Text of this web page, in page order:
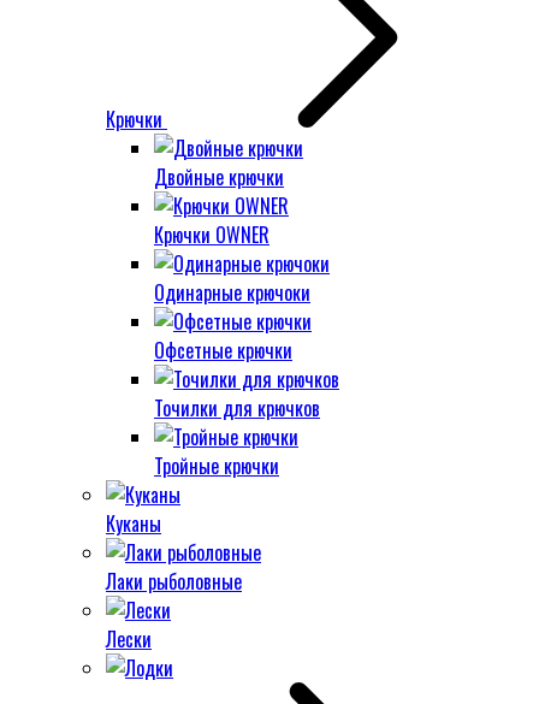
Крючки
Двойные крючки
Крючки OWNER
Одинарные крючоки
Офсетные крючки
Точилки для крючков
Тройные крючки
Куканы
Лаки рыболовные
Лески